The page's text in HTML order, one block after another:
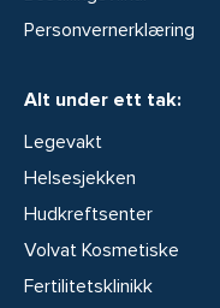
Personvernerklæring
Alt under ett tak:
Legevakt
Helsesjekken
Hudkreftsenter
Volvat Kosmetiske
Fertilitetsklinikk